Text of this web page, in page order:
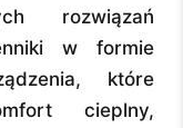
rozwiązań
w formie
które
cieplny,